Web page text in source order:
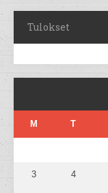
Tulokset
M T
3 4